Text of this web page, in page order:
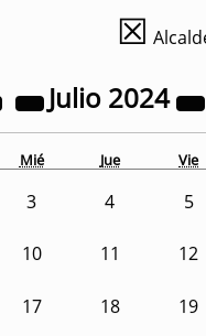
☒
Julio 2024
Mié Jue Vie
3 4 5
10 11 12
17 18 19